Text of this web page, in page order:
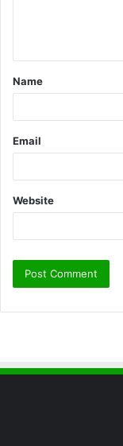
t
*
Name
Email
Website